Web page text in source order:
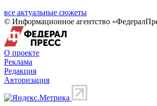
все актуальные сюжеты
© Информационное агентство
О проекте
Реклама
Редакция
Авторизация